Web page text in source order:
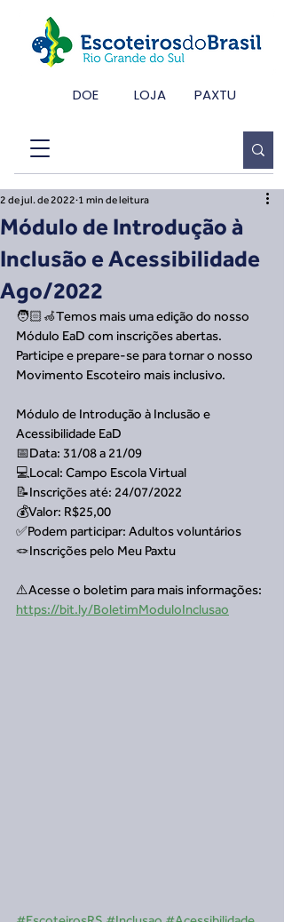
DOE LOJA PAXTU
Módulo de Introdução à
Inclusão e Acessibilidade
Ago/2022
2 de jul. de 2022 1 min de leitura
🧑🏻‍🦽Temos mais uma edição do nosso
Módulo EaD com inscrições abertas.
Participe e prepare-se para tornar o nosso
Movimento Escoteiro mais inclusivo.
Módulo de Introdução à Inclusão e
Acessibilidade EaD
📅Data: 31/08 a 21/09
💻Local: Campo Escola Virtual
📝Inscrições até: 24/07/2022
💰Valor: R$25,00
✅Podem participar: Adultos voluntários
🪢Inscrições pelo Meu Paxtu
⚠️Acesse o boletim para mais informações:
https://bit.ly/BoletimModuloInclusao